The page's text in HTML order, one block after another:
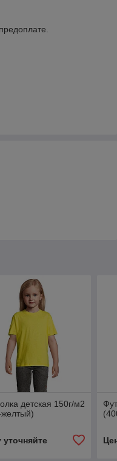
детская 150г/м2
уточняйте